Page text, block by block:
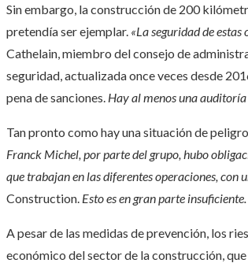
Sin embargo, la construcción de 200
pretendía ser ejemplar. «La seguridad de
Cathelain, miembro del consejo de
seguridad, actualizada once veces desde
pena de sanciones. Hay al menos una
Tan pronto como hay una situación de
Franck Michel, por parte del grupo, hubo
que trabajan en las diferentes operaciones, con
Construction. Esto es en gran parte insuficiente.
A pesar de las medidas de prevención, los
económico del sector de la construcción,